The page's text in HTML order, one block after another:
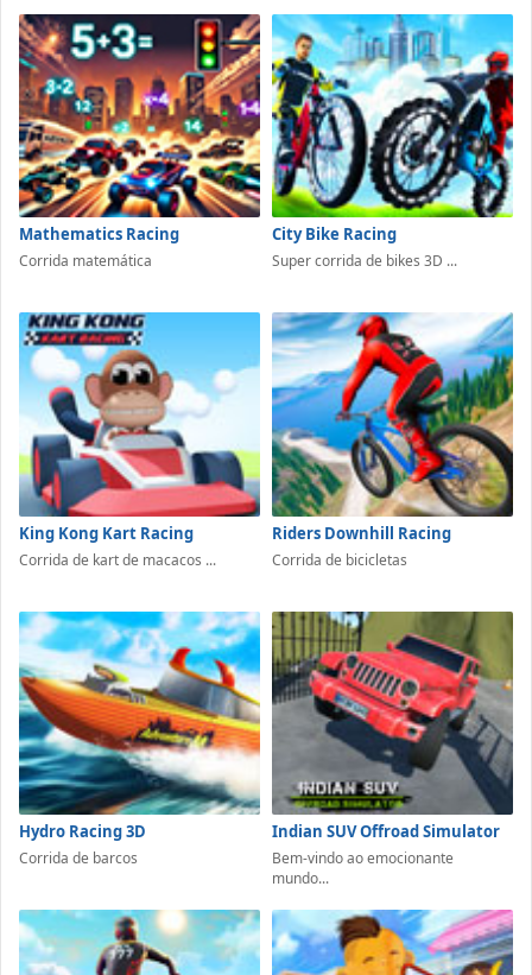
Mathematics Racing
Corrida matemática
City Bike Racing
Super corrida de bikes 3D ...
King Kong Kart Racing
Corrida de kart de macacos ...
Riders Downhill Racing
Corrida de bicicletas
Hydro Racing 3D
Corrida de barcos
Indian SUV Offroad Simulator
Bem-vindo ao emocionante
mundo...